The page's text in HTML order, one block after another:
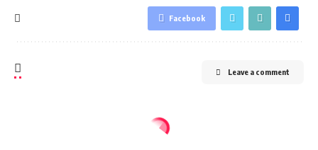
Facebook
Leave a comment